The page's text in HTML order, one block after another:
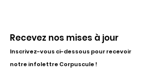
Recevez nos mises à jour
Inscrivez-vous ci-dessous pour recevoir
notre infolettre Corpuscule !